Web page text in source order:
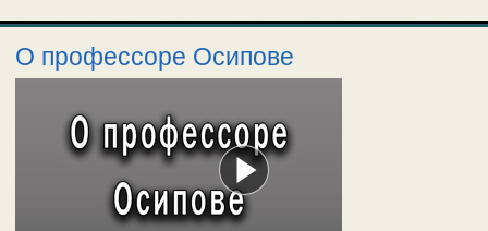
О профессоре Осипове